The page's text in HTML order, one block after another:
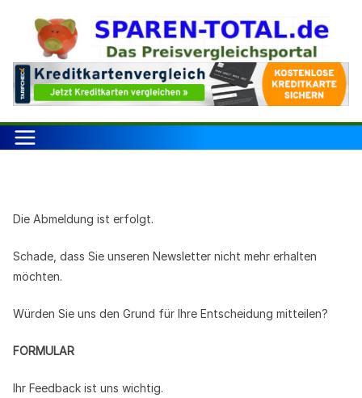
Inhalt
springen
Die Abmeldung ist erfolgt.
Schade, dass Sie unseren Newsletter nicht mehr erhalten
möchten.
Würden Sie uns den Grund für Ihre Entscheidung mitteilen?
FORMULAR
Ihr Feedback ist uns wichtig.